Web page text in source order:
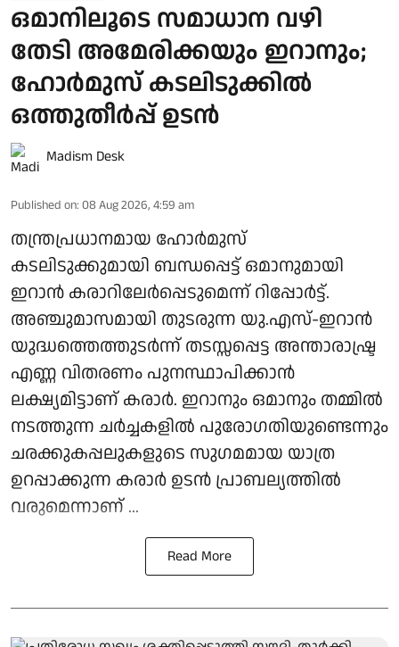
ഒമാനിലൂടെ സമാധാന വഴി
തേടി അമേരിക്കയും ഇറാനും;
ഹോര്‍മുസ് കടലിടുക്കില്‍
ഒത്തുതീര്‍പ്പ് ഉടന്‍
Madism Desk
Published on: 08 Aug 2026, 4:59 am
തന്ത്രപ്രധാനമായ ഹോര്‍മുസ്
കടലിടുക്കുമായി ബന്ധപ്പെട്ട് ഒമാനുമായി
ഇറാന്‍ കരാറിലേര്‍പ്പെടുമെന്ന് റിപ്പോര്‍ട്ട്.
അഞ്ചുമാസമായി തുടരുന്ന യു.എസ്-ഇറാന്‍
യുദ്ധത്തെത്തുടര്‍ന്ന് തടസ്സപ്പെട്ട അന്താരാഷ്ട്ര
എണ്ണ വിതരണം പുനസ്ഥാപിക്കാന്‍
ലക്ഷ്യമിട്ടാണ് കരാര്‍. ഇറാനും ഒമാനും തമ്മില്‍
നടത്തുന്ന ചര്‍ച്ചകളില്‍ പുരോഗതിയുണ്ടെന്നും
ചരക്കുകപ്പലുകളുടെ സുഗമമായ യാത്ര
ഉറപ്പാക്കുന്ന കരാര്‍ ഉടന്‍ പ്രാബല്യത്തില്‍
വരുമെന്നാണ് ...
Read More